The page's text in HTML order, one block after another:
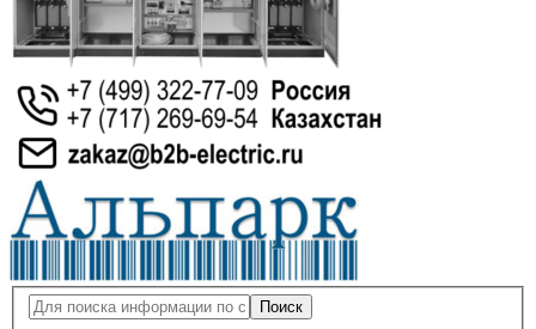
Поиск